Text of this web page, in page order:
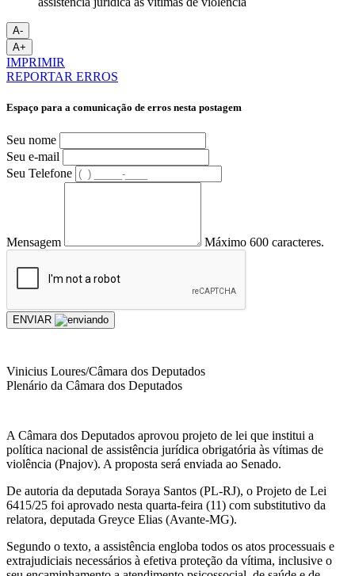
A-
A+
IMPRIMIR
REPORTAR ERROS
Espaço para a comunicação de erros nesta postagem
Seu nome
Seu e-mail
Seu Telefone
Mensagem Máximo 600 caracteres.
ENVIAR
Vinicius Loures/Câmara dos Deputados
Plenário da Câmara dos Deputados
A Câmara dos Deputados aprovou projeto de lei que institui a
política nacional de assistência jurídica obrigatória às vítimas de
violência (Pnajov). A proposta será enviada ao Senado.
De autoria da deputada Soraya Santos (PL-RJ), o Projeto de Lei
6415/25 foi aprovado nesta quarta-feira (11) com substitutivo da
relatora, deputada Greyce Elias (Avante-MG).
Segundo o texto, a assistência engloba todos os atos processuais e
extrajudiciais necessários à efetiva proteção da vítima, inclusive o